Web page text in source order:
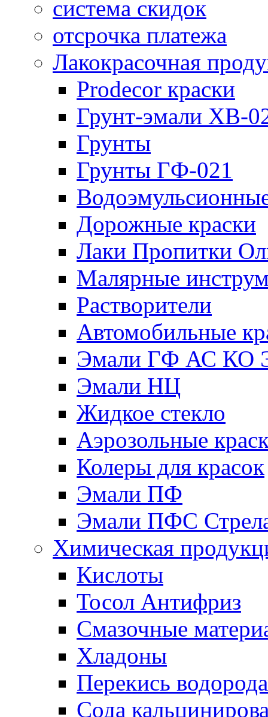
система скидок
отсрочка платежа
Лакокрасочная
Prodecor краски
Грунт-эмали ХВ-
Грунты
Грунты ГФ-021
Дорожные краски
Лаки Пропитки
Малярные
Растворители
Автомобильные
Эмали ГФ АС КО
Эмали НЦ
Жидкое стекло
Аэрозольные
Колеры для красок
Эмали ПФ
Эмали ПФС
Химическая
Кислоты
Тосол Антифриз
Смазочные
Хладоны
Перекись водорода
Сода